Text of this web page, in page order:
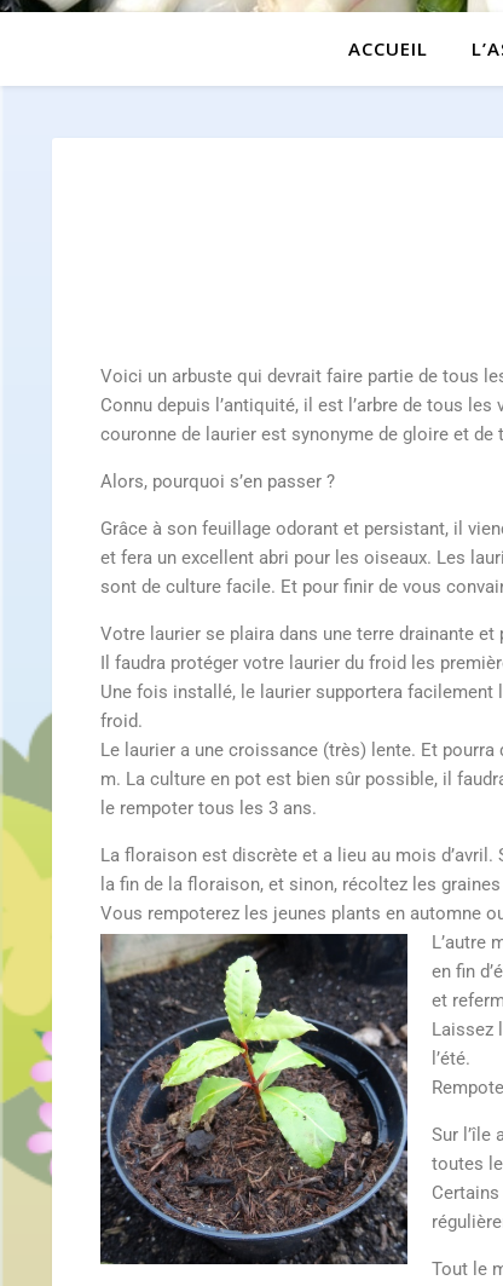
ACCUEIL
Voici un arbuste qui devrait faire partie de tous
Connu depuis l’antiquité, il est l’arbre de tous
couronne de laurier est synonyme de gloire et de
Alors, pourquoi s’en passer ?
Grâce à son feuillage odorant et persistant, il
et fera un excellent abri pour les oiseaux. Les
sont de culture facile. Et pour finir de vous
Votre laurier se plaira dans une terre drainante
Il faudra protéger votre laurier du froid les
Une fois installé, le laurier supportera
froid.
Le laurier a une croissance (très) lente. Et
m. La culture en pot est bien sûr possible, il
le rempoter tous les 3 ans.
La floraison est discrète et a lieu au mois
la fin de la floraison, et sinon, récoltez les
Vous rempoterez les jeunes plants en automne
L’autre
en fin
et
Laissez
l’été.
Sur l’île
toutes
Tout le